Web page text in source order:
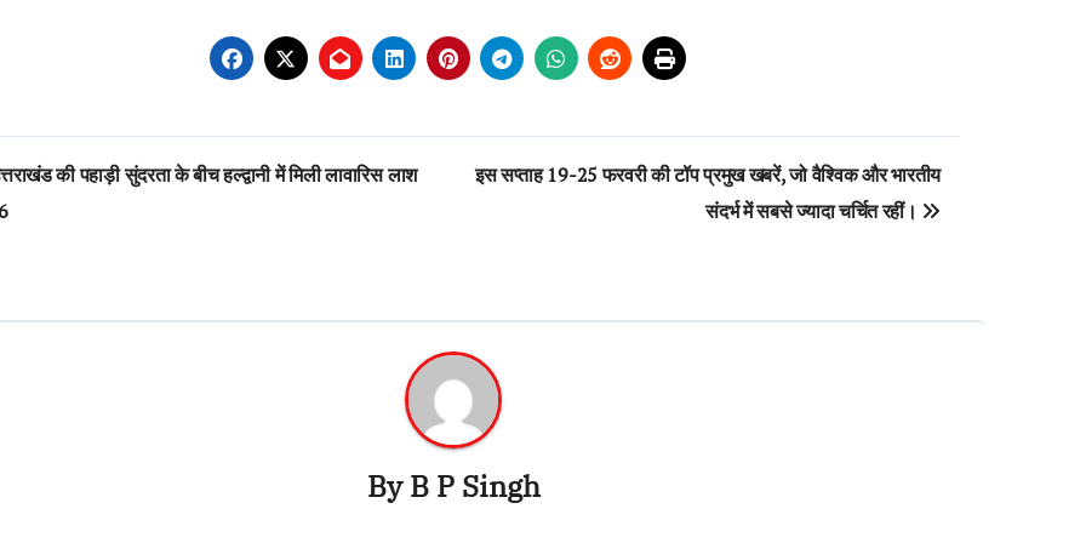
की पहाड़ी सुंदरता के बीच हल्द्वानी में मिली लावारिस लाश
इस सप्ताह 19-25 फरवरी की टॉप प्रमुख खबरें, जो वैश्विक और भारतीय
संदर्भ में सबसे ज्यादा चर्चित रहीं।
ByB P Singh